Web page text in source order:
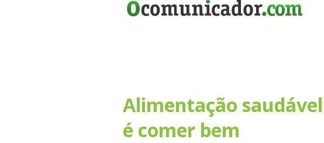
Alimentação
é comer bem